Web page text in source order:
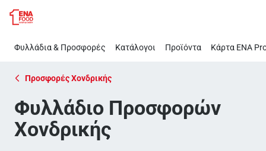
Παράλειψη
Φυλλάδιο
Προσφορών
Φυλλάδια & Προσφορές Κατάλογοι Προϊόντα Κάρτα ΕΝΑ
Προσφορές Χονδρικής
Φυλλάδιο Προσφορών
Χονδρικής